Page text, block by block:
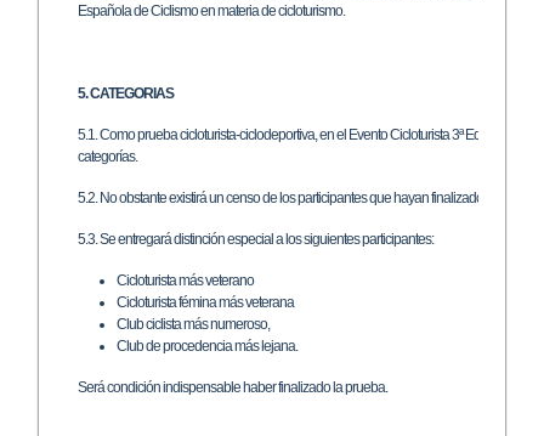
Española de Ciclismo en materia de cicloturismo.
5. CATEGORIAS
5.1. Como prueba cicloturista-ciclodeportiva, en el Evento Cicloturista 3ª Edición
categorías.
5.2. No obstante existirá un censo de los participantes que hayan finalizado la prueba
5.3. Se entregará distinción especial a los siguientes participantes:
Cicloturista más veterano
Cicloturista fémina más veterana
Club ciclista más numeroso,
Club de procedencia más lejana.
Será condición indispensable haber finalizado la prueba.